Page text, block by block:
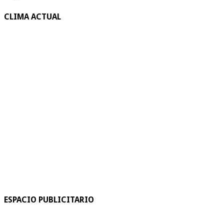
CLIMA ACTUAL
ESPACIO PUBLICITARIO